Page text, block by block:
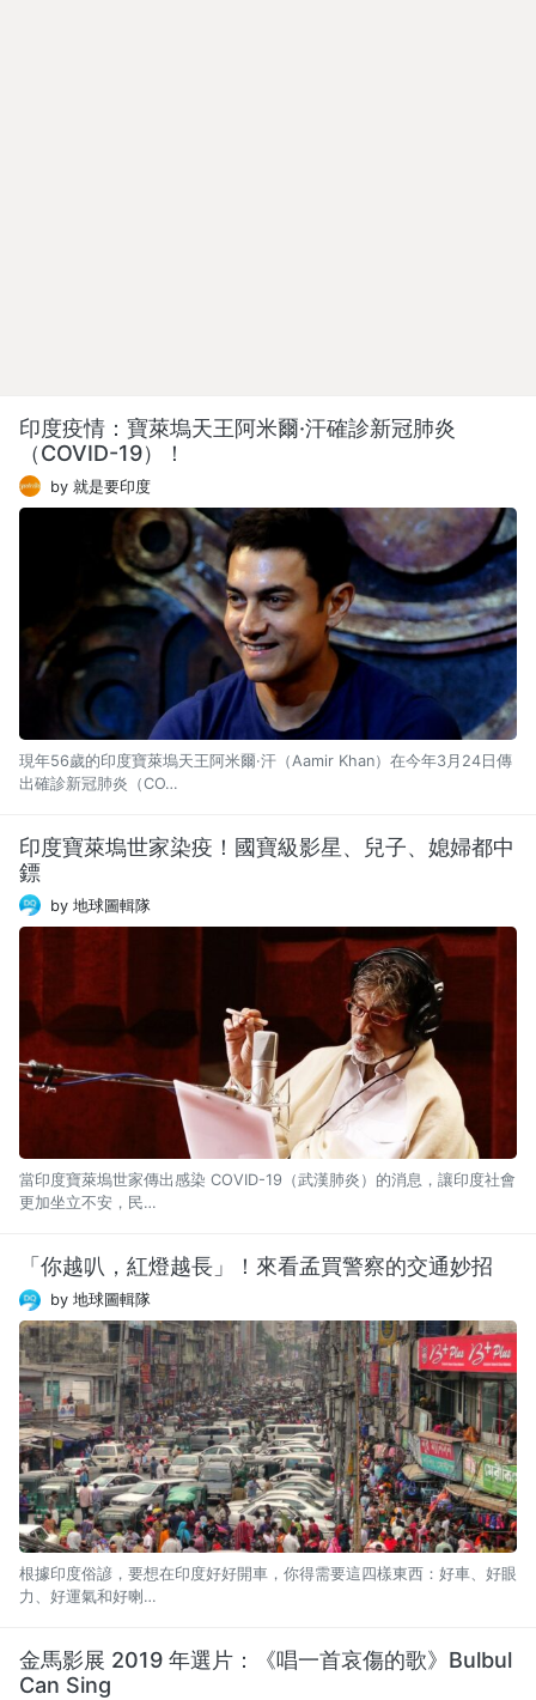
印度疫情：寶萊塢天王阿米爾·汗確診新冠肺炎
（COVID-19）！
by 就是要印度
現年56歲的印度寶萊塢天王阿米爾·汗（Aamir Khan）在今年3月24日傳
出確診新冠肺炎（CO…
印度寶萊塢世家染疫！國寶級影星、兒子、媳婦都中
鏢
by 地球圖輯隊
當印度寶萊塢世家傳出感染 COVID-19（武漢肺炎）的消息，讓印度社會
更加坐立不安，民…
「你越叭，紅燈越長」！來看孟買警察的交通妙招
by 地球圖輯隊
根據印度俗諺，要想在印度好好開車，你得需要這四樣東西：好車、好眼
力、好運氣和好喇…
金馬影展 2019 年選片：《唱一首哀傷的歌》Bulbul
Can Sing